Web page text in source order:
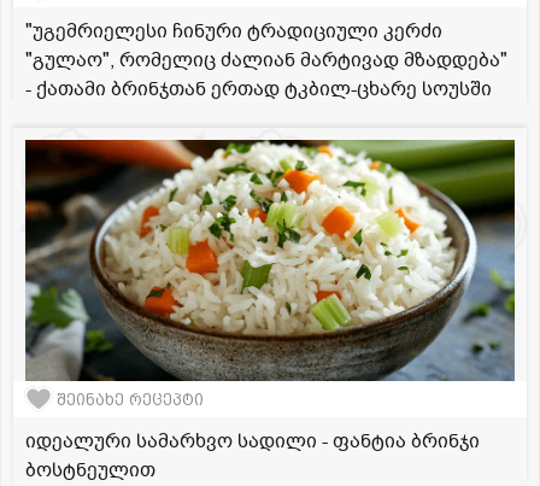
"უგემრიელესი ჩინური ტრადიციული კერძი
"გულაო", რომელიც ძალიან მარტივად მზადდება"
- ქათამი ბრინჯთან ერთად ტკბილ-ცხარე სოუსში
შეინახე რეცეპტი
იდეალური სამარხვო სადილი - ფანტია ბრინჯი
ბოსტნეულით